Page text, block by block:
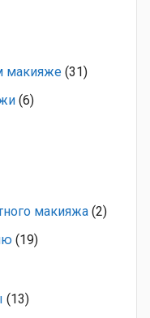
макияже (31)
(6)
макияжа (2)
(19)
(13)